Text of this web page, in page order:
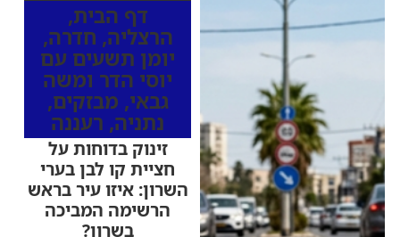
דף הבית,
הרצליה, חדרה,
יומן תשעים עם
יוסי הדר ומשה
גבאי, מבזקים,
נתניה, רעננה
זינוק בדוחות על
חציית קו לבן בערי
השרון: איזו עיר בראש
הרשימה המביכה
בשרון?